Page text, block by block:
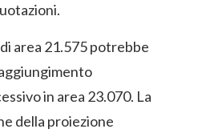
area 21.575 potrebbe
in area 23.070. La
della proiezione